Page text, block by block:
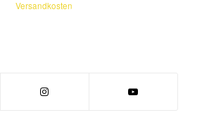
Versandkosten